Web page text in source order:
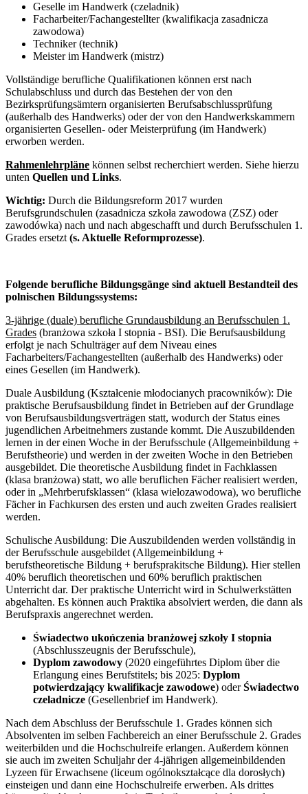
Geselle im Handwerk (czeladnik)
Facharbeiter/Fachangestellter (kwalifikacja zasadnicza
zawodowa)
Techniker (technik)
Meister im Handwerk (mistrz)
Vollständige berufliche Qualifikationen können erst nach
Schulabschluss und durch das Bestehen der von den
Bezirksprüfungsämtern organisierten Berufsabschlussprüfung
(außerhalb des Handwerks) oder der von den Handwerkskammern
organisierten Gesellen- oder Meisterprüfung (im Handwerk)
erworben werden.
Rahmenlehrpläne können selbst recherchiert werden. Siehe hierzu
unten Quellen und Links.
Wichtig: Durch die Bildungsreform 2017 wurden
Berufsgrundschulen (zasadnicza szkoła zawodowa (ZSZ) oder
zawodówka) nach und nach abgeschafft und durch Berufsschulen 1.
Grades ersetzt (s. Aktuelle Reformprozesse).
Folgende berufliche Bildungsgänge sind aktuell Bestandteil des
polnischen Bildungssystems:
3-jährige (duale) berufliche Grundausbildung an Berufsschulen 1.
Grades (branżowa szkoła I stopnia - BSI). Die Berufsausbildung
erfolgt je nach Schulträger auf dem Niveau eines
Facharbeiters/Fachangestellten (außerhalb des Handwerks) oder
eines Gesellen (im Handwerk).
Duale Ausbildung (Kształcenie młodocianych pracowników): Die
praktische Berufsausbildung findet in Betrieben auf der Grundlage
von Berufsausbildungsverträgen statt, wodurch der Status eines
jugendlichen Arbeitnehmers zustande kommt. Die Auszubildenden
lernen in der einen Woche in der Berufsschule (Allgemeinbildung +
Berufstheorie) und werden in der zweiten Woche in den Betrieben
ausgebildet. Die theoretische Ausbildung findet in Fachklassen
(klasa branżowa) statt, wo alle beruflichen Fächer realisiert werden,
oder in „Mehrberufsklassen“ (klasa wielozawodowa), wo berufliche
Fächer in Fachkursen des ersten und auch zweiten Grades realisiert
werden.
Schulische Ausbildung: Die Auszubildenden werden vollständig in
der Berufsschule ausgebildet (Allgemeinbildung +
berufstheoretische Bildung + berufsprakitsche Bildung). Hier stellen
40% beruflich theoretischen und 60% beruflich praktischen
Unterricht dar. Der praktische Unterricht wird in Schulwerkstätten
abgehalten. Es können auch Praktika absolviert werden, die dann als
Berufspraxis angerechnet werden.
Świadectwo ukończenia branżowej szkoły I stopnia
(Abschlusszeugnis der Berufsschule),
Dyplom zawodowy (2020 eingeführtes Diplom über die
Erlangung eines Berufstitels; bis 2025: Dyplom
potwierdzający kwalifikacje zawodowe) oderŚwiadectwo
czeladnicze (Gesellenbrief im Handwerk).
Nach dem Abschluss der Berufsschule 1. Grades können sich
Absolventen im selben Fachbereich an einer Berufsschule 2. Grades
weiterbilden und die Hochschulreife erlangen. Außerdem können
sie auch im zweiten Schuljahr der 4-jährigen allgemeinbildenden
Lyzeen für Erwachsene (liceum ogólnokształcące dla dorosłych)
einsteigen und dann eine Hochschulreife erwerben. Als drittes